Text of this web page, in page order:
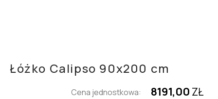
Łóżko Calipso 90x200 cm
Cena jednostkowa: 8191,00 ZŁ